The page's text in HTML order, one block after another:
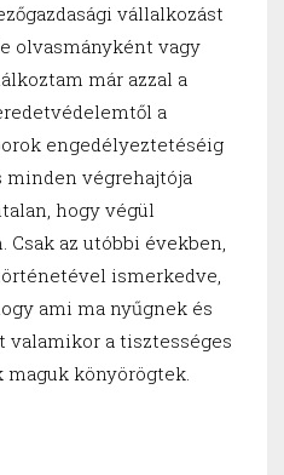
vállalkozást
olvasmányként vagy
már azzal a
a
engedélyeztetéséig
végrehajtója
hogy végül
az utóbbi években,
ismerkedve,
ami ma nyűgnek és
valamikor a tisztességes
könyörögtek.